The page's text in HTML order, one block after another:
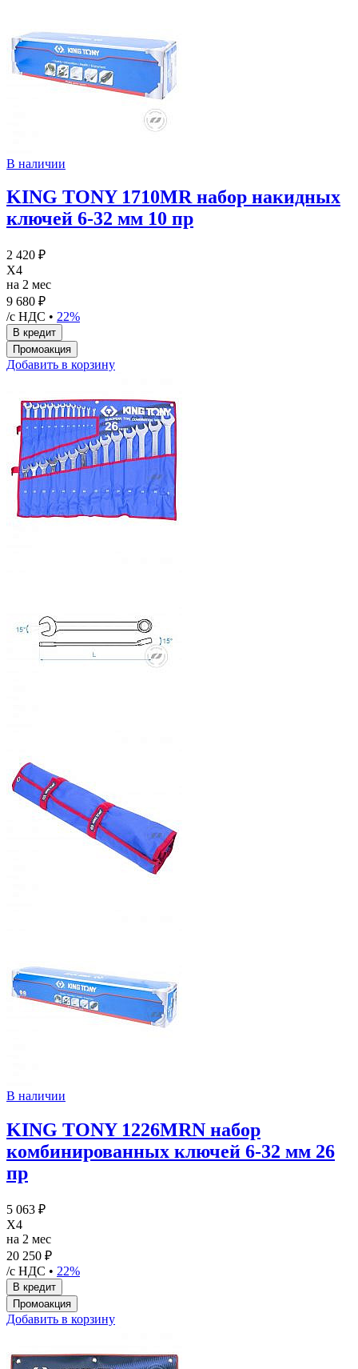
В наличии
KING TONY 1710MR набор накидных
ключей 6-32 мм 10 пр
2 420 ₽
X4
на 2 мес
9 680 ₽
/с НДС • 22%
Добавить в корзину
В наличии
KING TONY 1226MRN набор
комбинированных ключей 6-32 мм 26
пр
5 063 ₽
X4
на 2 мес
20 250 ₽
/с НДС • 22%
Добавить в корзину